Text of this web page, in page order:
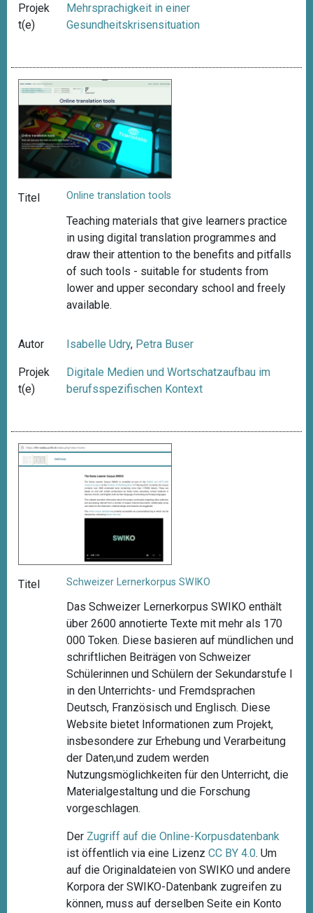
Projek
t(e)
Mehrsprachigkeit in einer
Gesundheitskrisensituation
Titel Online translation tools
Teaching materials that give learners practice
in using digital translation programmes and
draw their attention to the benefits and pitfalls
of such tools - suitable for students from
lower and upper secondary school and freely
available.
Autor Isabelle Udry, Petra Buser
Projek
t(e)
Digitale Medien und Wortschatzaufbau im
berufsspezifischen Kontext
Titel Schweizer Lernerkorpus SWIKO
Das Schweizer Lernerkorpus SWIKO enthält
über 2600 annotierte Texte mit mehr als 170
000 Token. Diese basieren auf mündlichen und
schriftlichen Beiträgen von Schweizer
Schülerinnen und Schülern der Sekundarstufe I
in den Unterrichts- und Fremdsprachen
Deutsch, Französisch und Englisch. Diese
Website bietet Informationen zum Projekt,
insbesondere zur Erhebung und Verarbeitung
der Daten,und zudem werden
Nutzungsmöglichkeiten für den Unterricht, die
Materialgestaltung und die Forschung
vorgeschlagen.
Der Zugriff auf die Online-Korpusdatenbank
ist öffentlich via eine LizenzCC BY 4.0. Um
auf die Originaldateien von SWIKO und andere
Korpora der SWIKO-Datenbank zugreifen zu
können, muss auf derselben Seite ein Konto